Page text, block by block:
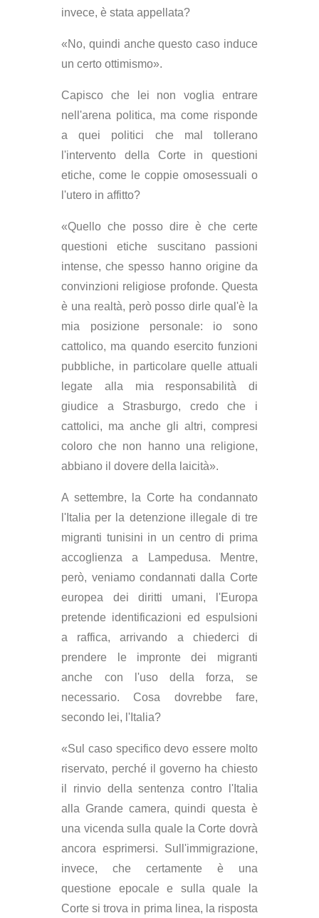
invece, è stata appellata?
«No, quindi anche questo caso induce
un certo ottimismo».
Capisco che lei non voglia entrare
nell'arena politica, ma come risponde
a quei politici che mal tollerano
l'intervento della Corte in questioni
etiche, come le coppie omosessuali o
l'utero in affitto?
«Quello che posso dire è che certe
questioni etiche suscitano passioni
intense, che spesso hanno origine da
convinzioni religiose profonde. Questa
è una realtà, però posso dirle qual'è la
mia posizione personale: io sono
cattolico, ma quando esercito funzioni
pubbliche, in particolare quelle attuali
legate alla mia responsabilità di
giudice a Strasburgo, credo che i
cattolici, ma anche gli altri, compresi
coloro che non hanno una religione,
abbiano il dovere della laicità».
A settembre, la Corte ha condannato
l'Italia per la detenzione illegale di tre
migranti tunisini in un centro di prima
accoglienza a Lampedusa. Mentre,
però, veniamo condannati dalla Corte
europea dei diritti umani, l'Europa
pretende identificazioni ed espulsioni
a raffica, arrivando a chiederci di
prendere le impronte dei migranti
anche con l'uso della forza, se
necessario. Cosa dovrebbe fare,
secondo lei, l'Italia?
«Sul caso specifico devo essere molto
riservato, perché il governo ha chiesto
il rinvio della sentenza contro l'Italia
alla Grande camera, quindi questa è
una vicenda sulla quale la Corte dovrà
ancora esprimersi. Sull'immigrazione,
invece, che certamente è una
questione epocale e sulla quale la
Corte si trova in prima linea, la risposta